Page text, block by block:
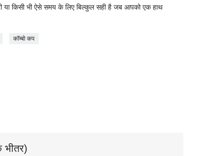
या किसी भी ऐसे समय के लिए बिल्कुल सही है जब आपको एक हाथ
कॉम्बो कप
भीतर)